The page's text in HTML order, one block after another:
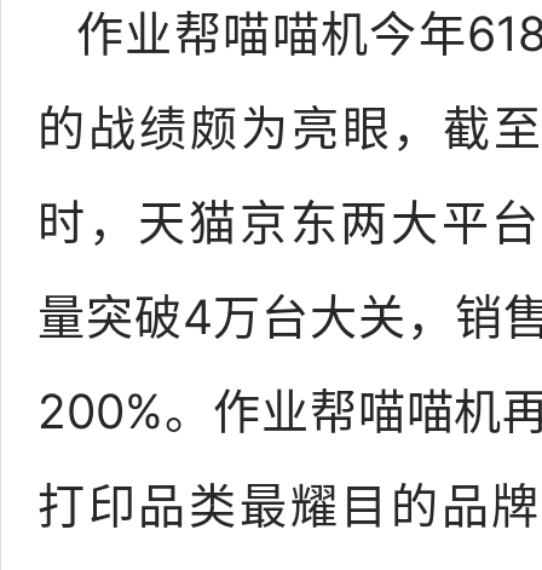
作业帮喵喵机今年
的战绩颇为亮眼，截
时，天猫京东两大平
量突破4万台大关，销
200%。作业帮喵喵机
打印品类最耀目的品